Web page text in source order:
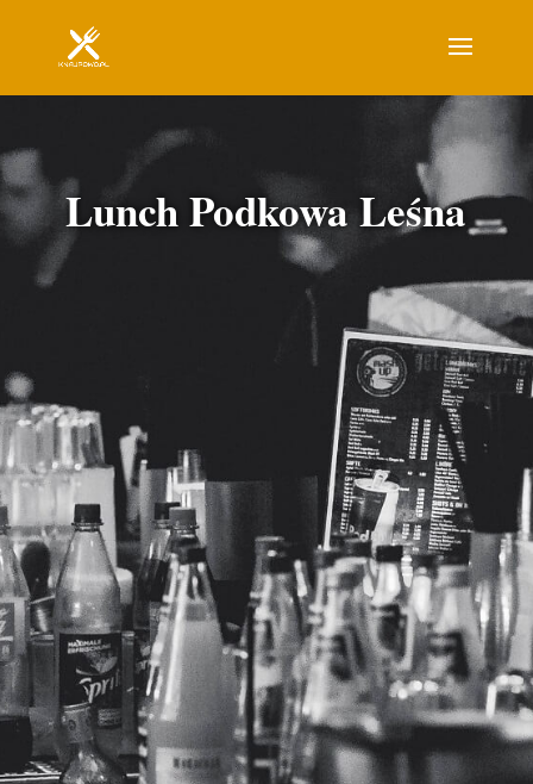
Lunch Podkowa Leśna